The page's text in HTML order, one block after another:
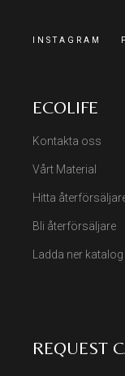
INSTAGRAM
ECOLIFE
Kontakta oss
Vårt Material
Hitta
Bli återförsäljare
Ladda ner katalog
REQUEST